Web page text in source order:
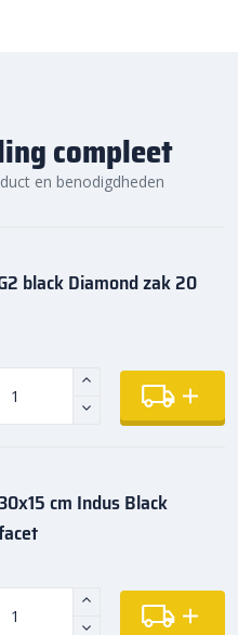
compleet
en benodigdheden
black Diamond zak 20
cm Indus Black